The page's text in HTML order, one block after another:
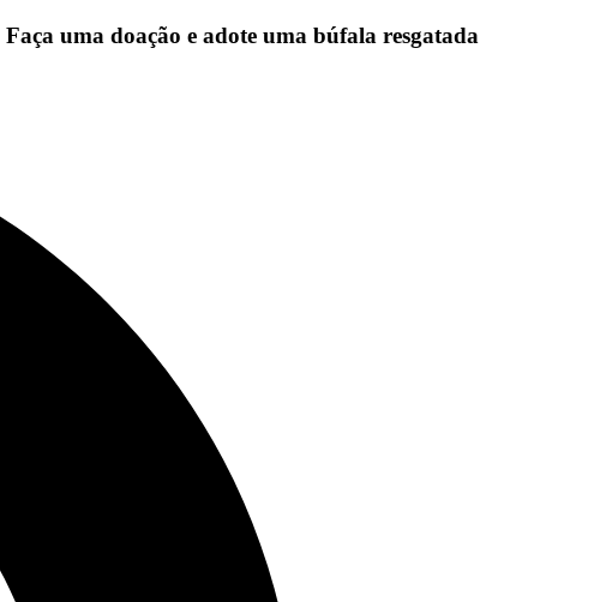
Faça uma doação e adote uma búfala resgatada